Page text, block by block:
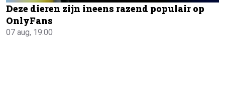
Deze dieren zijn ineens razend populair op
OnlyFans
07 aug, 19:00